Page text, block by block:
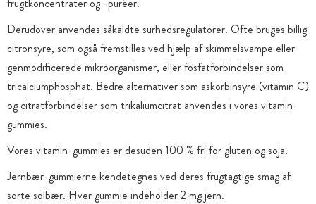
Derudover anvendes såkaldte surhedsregulatorer. Ofte bruges billig
citronsyre, som også fremstilles ved hjælp af skimmelsvampe eller
genmodificerede mikroorganismer, eller fosfatforbindelser som
tricalciumphosphat. Bedre alternativer som askorbinsyre (vitamin C)
og citratforbindelser som trikaliumcitrat anvendes i vores vitamin-
gummies.
Vores vitamin-gummies er desuden 100 % fri for gluten og soja.
Jernbær-gummierne kendetegnes ved deres frugtagtige smag af
sorte solbær. Hver gummie indeholder 2 mg jern.